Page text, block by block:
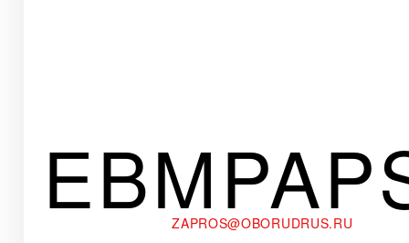
ZAPROS@OBORUDRUS.RU